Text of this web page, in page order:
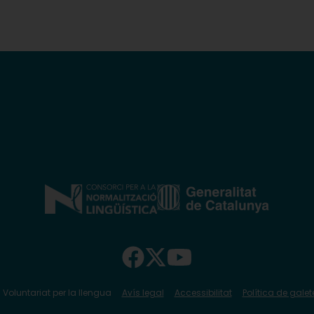
per la llengua Avís legal Accessibilitat Política de